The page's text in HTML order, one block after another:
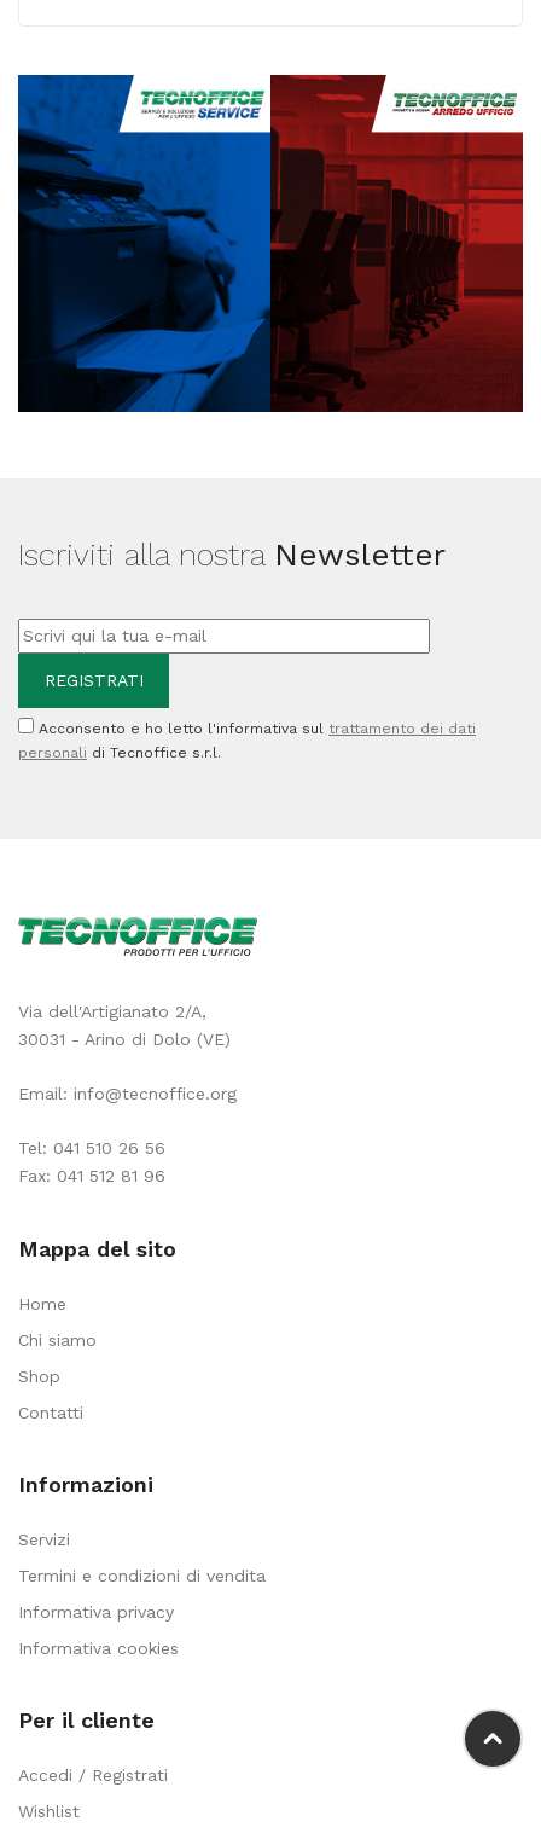
Iscriviti alla nostra Newsletter
Acconsento e ho letto l'informativa sul trattamento dei dati
personali di Tecnoffice s.r.l.
Via dell'Artigianato 2/A,
30031 - Arino di Dolo (VE)
Email: info@tecnoffice.org
Tel: 041 510 26 56
Fax: 041 512 81 96
Mappa del sito
Home
Chi siamo
Shop
Contatti
Informazioni
Servizi
Termini e condizioni di vendita
Informativa privacy
Informativa cookies
Per il cliente
Accedi / Registrati
Wishlist